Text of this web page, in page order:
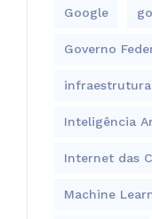
Google
Governo
infraestrutura
Inteligência
Internet das
Machine